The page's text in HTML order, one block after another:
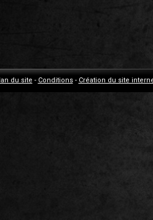
du site - Conditions- Création du site